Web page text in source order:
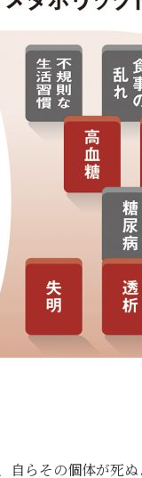
らその個体が死ぬ